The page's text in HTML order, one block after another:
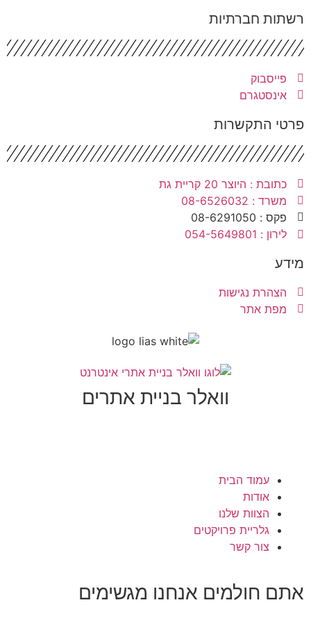
חברתיות
פייסבוק
אינסטגרם
התקשרות
כתובת : היוצר 20 קריית גת
משרד : 08-6526032
פקס : 08-6291050
לירון : 054-5649801
הצהרת נגישות
מפת אתר
וואלר בניית אתרים
עמוד הבית
אודות
הצוות שלנו
גלריית פרויקטים
צור קשר
חולמים אנחנו מגשימים